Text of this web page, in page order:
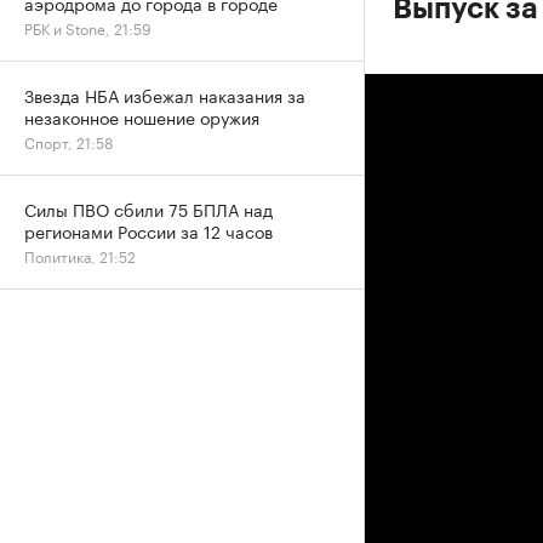
Выпуск
РБК и Stone, 21:59
Звезда НБА избежал наказания за
незаконное ношение оружия
Спорт, 21:58
Силы ПВО сбили 75 БПЛА над
регионами России за 12 часов
Политика, 21:52